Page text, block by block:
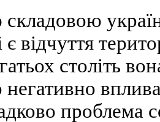
вiдчуття
столiть
проблема